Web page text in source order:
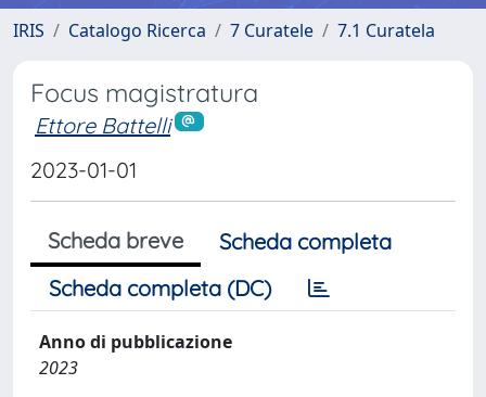
IRIS Catalogo Ricerca 7 Curatele 7.1 Curatela
Focus magistratura
Ettore Battelli
2023-01-01
Scheda breve
Scheda completa
Scheda completa (DC)
Anno di pubblicazione
2023